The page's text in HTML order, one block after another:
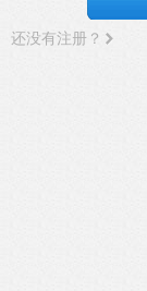
还没有注册？